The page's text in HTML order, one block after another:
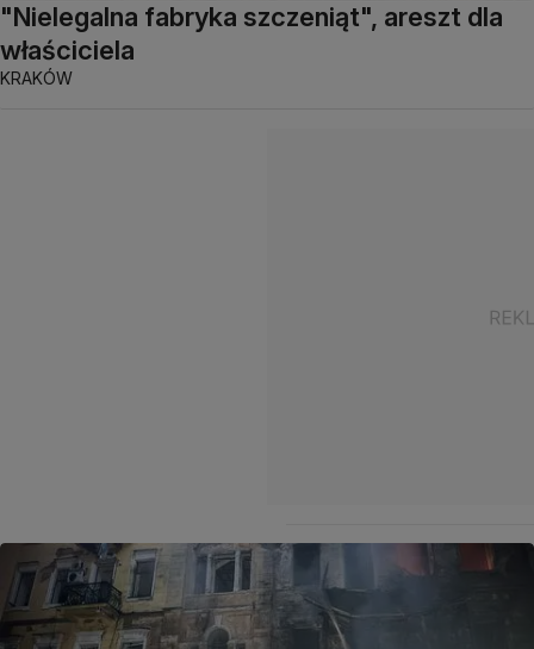
"Nielegalna fabryka szczeniąt", areszt dla
właściciela
KRAKÓW